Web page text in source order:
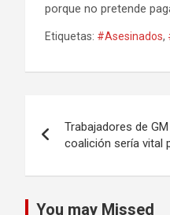
porque no pretende
Etiquetas: #Asesinados,
de
entradas
Trabajadores de
coalición sería vital
You may Missed